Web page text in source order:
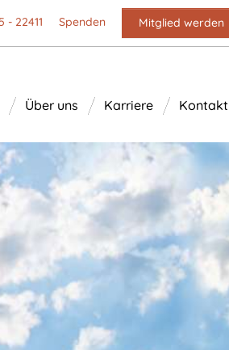
- 22411 Spenden Mitglied werden
Über uns Karriere Kontakt